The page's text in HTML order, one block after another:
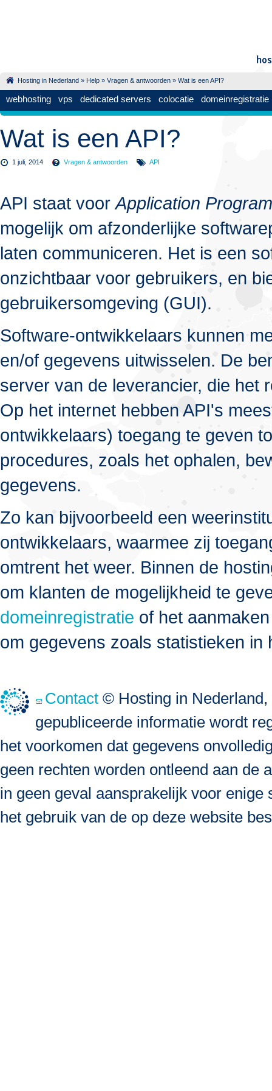
Hosting in Nederland » Help » Vragen & antwoorden » Wat is een API?
webhosting vps dedicated servers colocatie domeinregistratie
Wat is een API?
1 juli, 2014 Vragen & antwoorden API
API staat voorApplication
mogelijk om afzonderlijke
laten communiceren. Het is een
onzichtbaar voor gebruikers, en
gebruikersomgeving (GUI).
Software-ontwikkelaars kunnen
en/of gegevens uitwisselen. De
server van de leverancier, die het
Op het internet hebben API's
ontwikkelaars) toegang te geven
procedures, zoals het ophalen,
gegevens.
Zo kan bijvoorbeeld een
ontwikkelaars, waarmee zij
omtrent het weer. Binnen de
om klanten de mogelijkheid te
domeinregistratie of het
om gegevens zoals statistieken
Contact © Hosting in
gepubliceerde informatie wordt
het voorkomen dat gegevens
geen rechten worden ontleend aan de
in geen geval aansprakelijk voor
het gebruik van de op deze website